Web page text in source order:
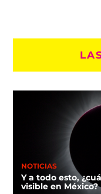
NOTICIAS
Y a todo esto,
visible en México?